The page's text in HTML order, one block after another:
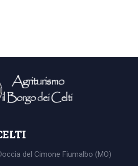
del Cimone Fiumalbo (MO)